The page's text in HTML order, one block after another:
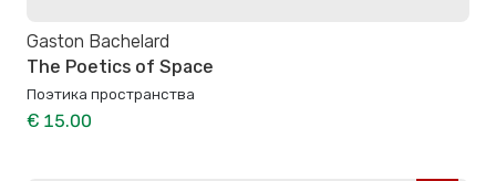
Gaston Bachelard
The Poetics of Space
Поэтика пространства
€ 15.00